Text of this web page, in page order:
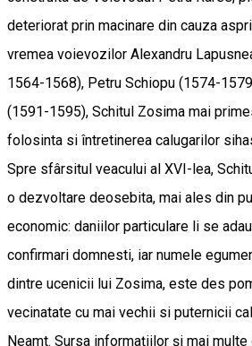
deteriorat prin macinare din cauza
vremea voievozilor Alexandru
1564-1568), Petru Schiopu (1574-
(1591-1595), Schitul Zosima mai
folosinta si întretinerea calugarilor
Spre sfârsitul veacului al XVI-lea,
o dezvoltare deosebita, mai ales din
economic: daniilor particulare li se
confirmari domnesti, iar numele
dintre ucenicii lui Zosima, este des
vecinatate cu mai vechii si puternicii
Neamt. Sursa informațiilor și mai